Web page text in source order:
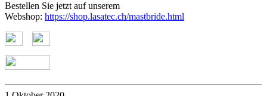
Bestellen Sie jetzt auf unserem
Webshop: https://shop.lasatec.ch/mastbride.html